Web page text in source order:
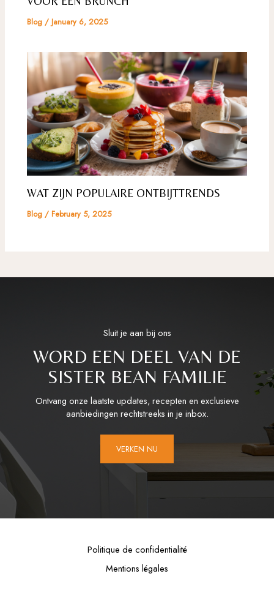
Blog /January 6, 2025
WAT ZIJN POPULAIRE ONTBIJTTRENDS
Blog /February 5, 2025
Sluit je aan bij ons
WORD EEN DEEL VAN DE
SISTER BEAN FAMILIE
Ontvang onze laatste updates, recepten en exclusieve
aanbiedingen rechtstreeks in je inbox.
VERKEN NU
Politique de confidentialité
Mentions légales